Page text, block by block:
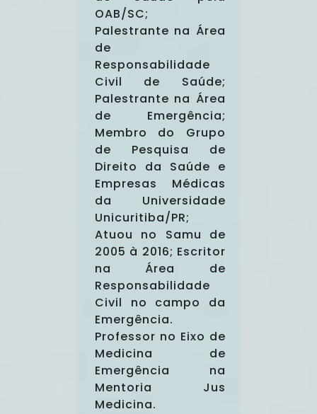
OAB/SC;
Palestrante na Área
de
Responsabilidade
Civil de Saúde;
Palestrante na Área
de Emergência;
Membro do Grupo
de Pesquisa de
Direito da Saúde e
Empresas Médicas
da Universidade
Unicuritiba/PR;
Atuou no Samu de
2005 à 2016; Escritor
na Área de
Responsabilidade
Civil no campo da
Emergência.
Professor no Eixo de
Medicina de
Emergência na
Mentoria Jus
Medicina.